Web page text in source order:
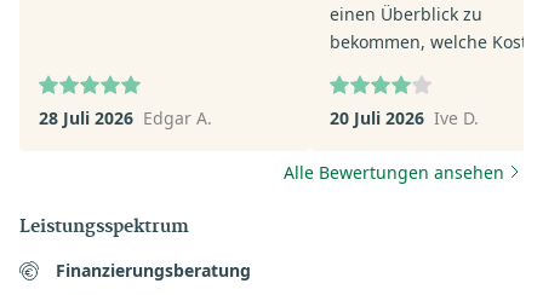
28 Juli 2026 Edgar A.
einen Überblick zu
bekommen, welche
mich zukommen werden.
der Beratung ist mein
auf meine Wünsche
mit vielen Tipps und
20 Juli 2026 Ive D.
Alle Bewertungen ansehen
Leistungsspektrum
Finanzierungsberatung